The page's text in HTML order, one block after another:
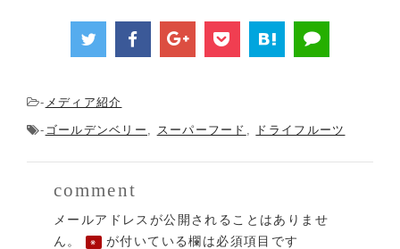
- メディア紹介
- ゴールデンベリー スーパーフード ドライフルーツ
comment
メールアドレスが公開されることはありませ
ん。
※ が付いている欄は必須項目です